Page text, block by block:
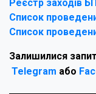
Реєстр заходів
Список
Список
Залишилися
Telegram або